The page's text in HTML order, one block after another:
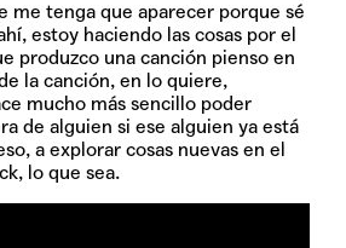
me tenga que aparecer porque sé
estoy haciendo las cosas por el
produzco una canción pienso en
la canción, en lo quiere,
mucho más sencillo poder
de alguien si ese alguien ya está
a explorar cosas nuevas en el
lo que sea.